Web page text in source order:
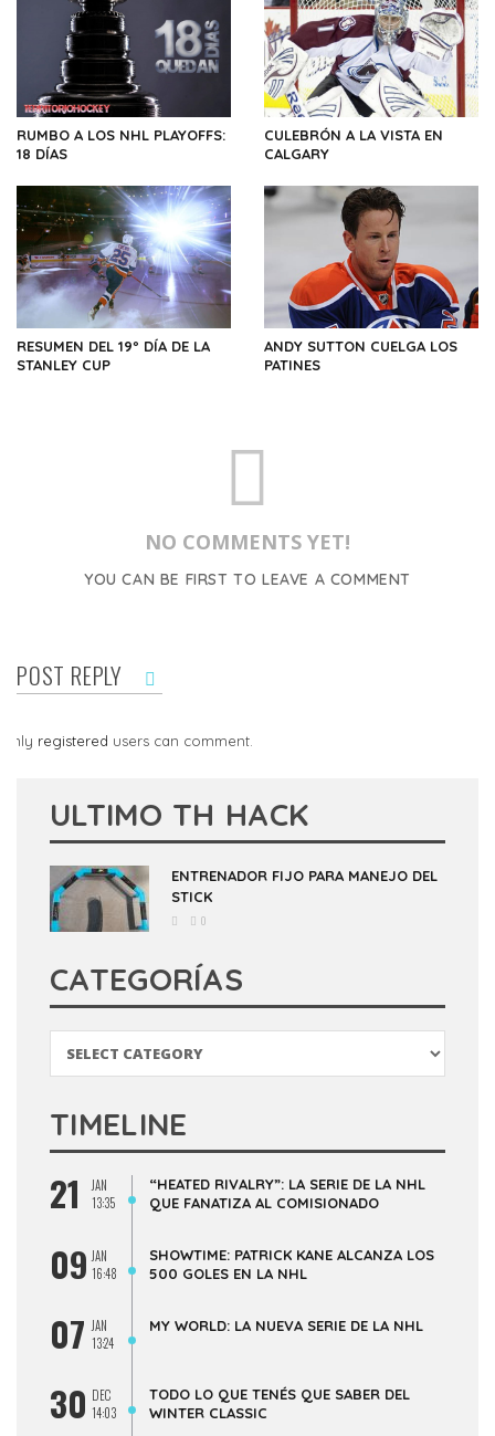
RUMBO A LOS NHL PLAYOFFS:
18 DÍAS
CULEBRÓN A LA VISTA EN
CALGARY
RESUMEN DEL 19º DÍA DE LA
STANLEY CUP
ANDY SUTTON CUELGA LOS
PATINES
NO COMMENTS YET!
YOU CAN BE FIRST TO LEAVE A COMMENT
POST REPLY
Only registered users can comment.
ULTIMO TH HACK
ENTRENADOR FIJO PARA MANEJO DEL
STICK
0
CATEGORÍAS
TIMELINE
21
JAN
13:35
“HEATED RIVALRY”: LA SERIE DE LA NHL
QUE FANATIZA AL COMISIONADO
09 JAN
16:48
SHOWTIME: PATRICK KANE ALCANZA LOS
500 GOLES EN LA NHL
07 JAN
13:24
MY WORLD: LA NUEVA SERIE DE LA NHL
30 DEC
14:03
TODO LO QUE TENÉS QUE SABER DEL
WINTER CLASSIC